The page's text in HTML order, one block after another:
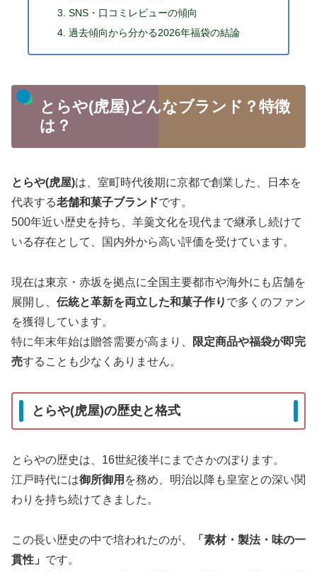
SNS・口コミレビューの傾向
過去傾向から分かる2026年福袋の結論
とらや(虎屋)どんなブランド？特徴
は？
とらや(虎屋)は、室町時代後期に京都で創業した、日本を
代表する老舗和菓子ブランドです。
500年近い歴史を持ち、羊羹文化を現代まで継承し続けて
いる存在として、国内外から高い評価を受けています。
現在は東京・赤坂を拠点に全国主要都市や海外にも店舗を
展開し、 伝統と革新を両立した和菓子作り で多くのファン
を獲得しています。
特に年末年始は贈答需要が高まり、
限定商品や福袋が即完
売することも少なくありません。
とらや(虎屋)の歴史と格式
とらやの歴史は、16世紀後半にまでさかのぼります。
江戸時代には御所御用 を務め、明治以降も皇室との深い関
わりを持ち続けてきました。
この長い歴史の中で培われたのが、
「素材・製法・味の一
貫性」 です。